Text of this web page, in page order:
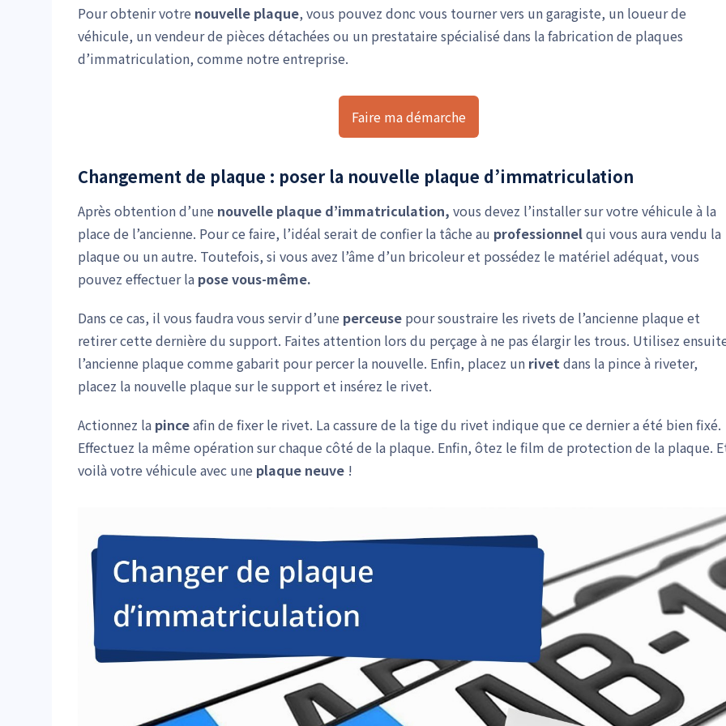
Pour obtenir votre nouvelle plaque, vous pouvez donc vous tourner vers un garagiste, un loueur de
véhicule, un vendeur de pièces détachées ou un prestataire spécialisé dans la fabrication de plaques
d’immatriculation, comme notre entreprise.
Faire ma démarche
Changement de plaque : poser la nouvelle plaque d’immatriculation
Après obtention d’une nouvelle plaque d’immatriculation, vous devez l’installer sur votre véhicule à la
place de l’ancienne. Pour ce faire, l’idéal serait de confier la tâche au professionnelqui vous aura vendu la
plaque ou un autre. Toutefois, si vous avez l’âme d’un bricoleur et possédez le matériel adéquat, vous
pouvez effectuer la pose vous-même.
Dans ce cas, il vous faudra vous servir d’une perceuse pour soustraire les rivets de l’ancienne plaque et
retirer cette dernière du support. Faites attention lors du perçage à ne pas élargir les trous. Utilisez
l’ancienne plaque comme gabarit pour percer la nouvelle. Enfin, placez un rivetdans la pince à riveter,
placez la nouvelle plaque sur le support et insérez le rivet.
Actionnez la pinceafin de fixer le rivet. La cassure de la tige du rivet indique que ce dernier a été bien fixé.
Effectuez la même opération sur chaque côté de la plaque. Enfin, ôtez le film de protection de la plaque.
voilà votre véhicule avec une plaque neuve !